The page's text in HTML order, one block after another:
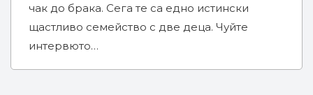
чак до брака. Сега те са едно истински
щастливо семейство с две деца. Чуйте
интервюто…